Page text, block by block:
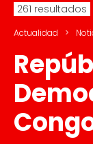
261 resultados
Actualidad >